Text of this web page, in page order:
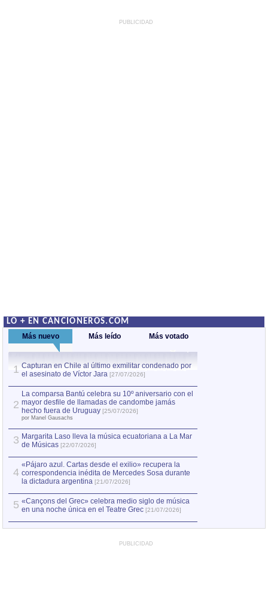
PUBLICIDAD
LO + EN CANCIONEROS.COM
Más nuevo Más leído Más votado
1 Capturan en Chile al último exmilitar condenado por
el asesinato de Víctor Jara [27/07/2026]
2
La comparsa Bantú celebra su 10º aniversario con el
mayor desfile de llamadas de candombe jamás
hecho fuera de Uruguay [25/07/2026]
por Manel Gausachs
3 Margarita Laso lleva la música ecuatoriana a La Mar
de Músicas [22/07/2026]
4
«Pájaro azul. Cartas desde el exilio» recupera la
correspondencia inédita de Mercedes Sosa durante
la dictadura argentina [21/07/2026]
5 «Cançons del Grec» celebra medio siglo de música
en una noche única en el Teatre Grec [21/07/2026]
PUBLICIDAD